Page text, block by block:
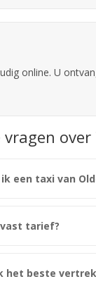
online. U
vragen
een taxi van
tarief?
het beste